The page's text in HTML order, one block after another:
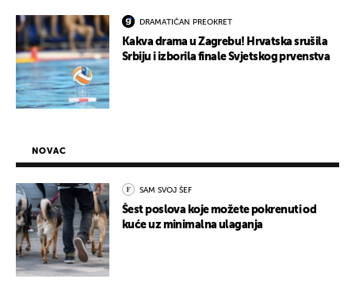
DRAMATIČAN PREOKRET
Kakva drama u Zagrebu! Hrvatska srušila
Srbiju i izborila finale Svjetskog prvenstva
NOVAC
SAM SVOJ ŠEF
Šest poslova koje možete pokrenuti od
kuće uz minimalna ulaganja